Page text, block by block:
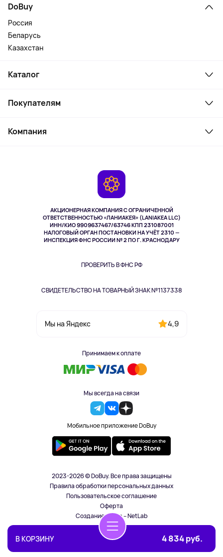
В КОРЗИНУ 4 834 руб.
АКЦИОНЕРНАЯ КОМПАНИЯ С ОГРАНИЧЕННОЙ
ОТВЕТСТВЕННОСТЬЮ «ЛАНИАКЕЯ» (LANIAKEA LLC)
ИНН/КИО 9909637467/63746 КПП 231087001
НАЛОГОВЫЙ ОРГАН ПОСТАНОВКИ НА УЧЁТ 2310 —
ИНСПЕКЦИЯ ФНС РОССИИ № 2 ПО Г. КРАСНОДАРУ
ПРОВЕРИТЬ В ФНС РФ
СВИДЕТЕЛЬСТВО НА ТОВАРНЫЙ ЗНАК №1137338
Мы на Яндекс 4,9
Принимаем к оплате
Мы всегда на связи
Мобильное приложение DoBuy
DoBuy
Россия
Беларусь
Казахстан
Каталог
Ноутбуки, мониторы, VR
Косметика и уход
Здоровье питомцев
Одежда и аксессуары
Покупателям
Как заказать
Компания
2023-2026 © DoBuy. Все права защищены
Правила обработки персональных данных
Пользовательское соглашение
Оферта
Создание сайта – NetLab